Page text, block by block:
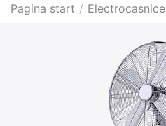
Pagina start / Electrocasnice